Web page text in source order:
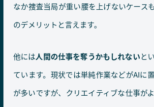
なか捜査当局が重い腰を上げないケース
のデメリットと言えます。
他には人間の仕事を奪うかもしれないと
ています。現状では単純作業などがAIに
が多いですが、クリエイティブな仕事が